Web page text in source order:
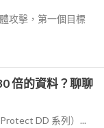
攻擊，第一個目標
倍的資料？聊聊
DD 系列）...